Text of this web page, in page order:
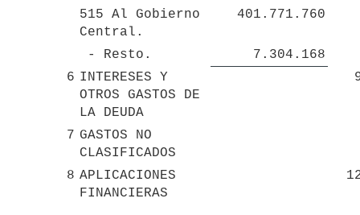
515 Al Gobierno
Central.
401.771.760
- Resto.
7.304.168
6 INTERESES Y
OTROS GASTOS DE
LA DEUDA
7 GASTOS NO
CLASIFICADOS
8 APLICACIONES
FINANCIERAS